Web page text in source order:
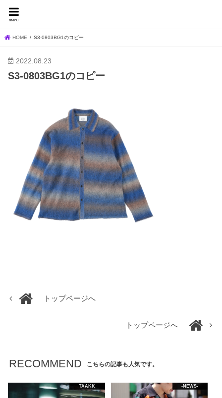
menu
HOME S3-0803BG1のコピー
2022.08.23
S3-0803BG1のコピー
トップページへ
トップページへ
RECOMMEND こちらの記事も人気です。
TAAKK -NEWS-